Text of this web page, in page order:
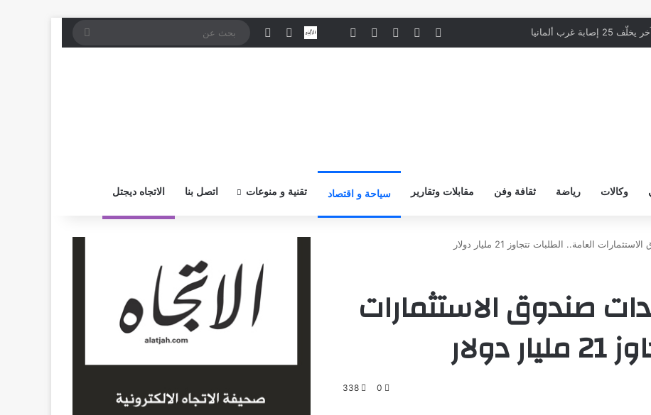
غرب ألمانيا لينكدإن‫YouTubeانستقرامملخص الموقع RSS
نبض اتصل بــنـا
تسجيل الدخول
إضافة عمود جانبي
وكالات رياضة ثقافة وفن مقابلات وتقارير سياحة و اقتصاد تقنية و منوعات اتصل بنا الاتجاه ديجتل
العامة.. الطلبات تتجاوز 21 مليار دولار
صندوق الاستثمارات
0
338